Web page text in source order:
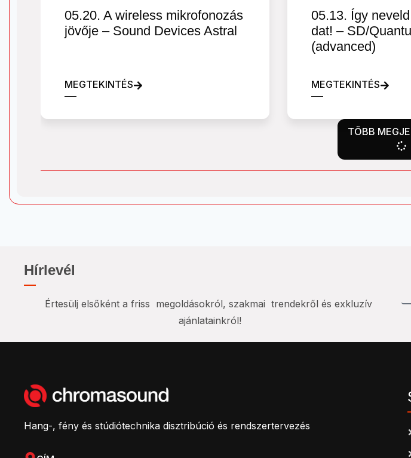
05.20. A wireless mikrofonozás
jövője – Sound Devices Astral
MEGTEKINTÉS
05.13. Így
dat! – SD/
(advanced)
MEGTEKINTÉS
TÖBB
Hírlevél
Értesülj elsőként a friss megoldásokról, szakmai trendekről és exkluzív
ajánlatainkról!
Hang-, fény és stúdiótechnika disztribúció és rendszertervezés